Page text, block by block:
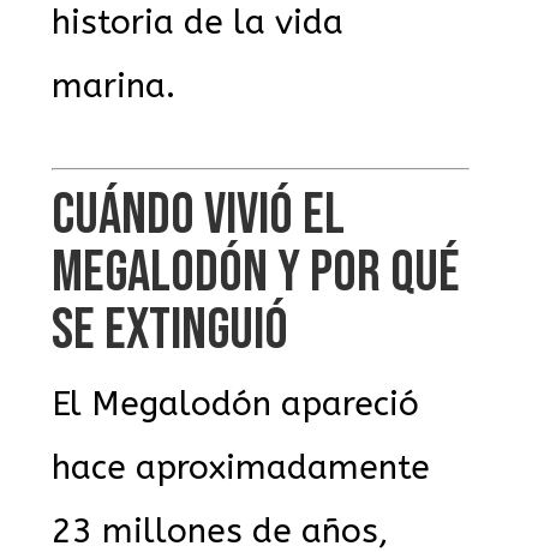
historia de la vida
marina.
CUÁNDO VIVIÓ EL
MEGALODÓN Y POR QUÉ
SE EXTINGUIÓ
El Megalodón apareció
hace aproximadamente
23 millones de años,